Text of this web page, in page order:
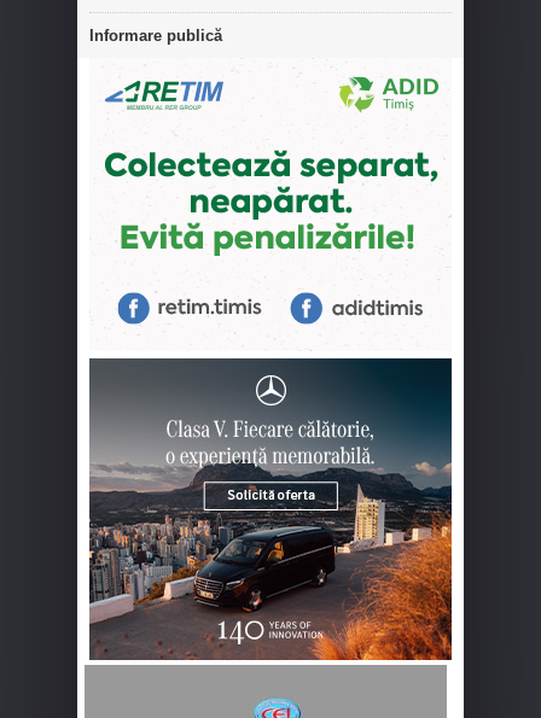
Informare publică